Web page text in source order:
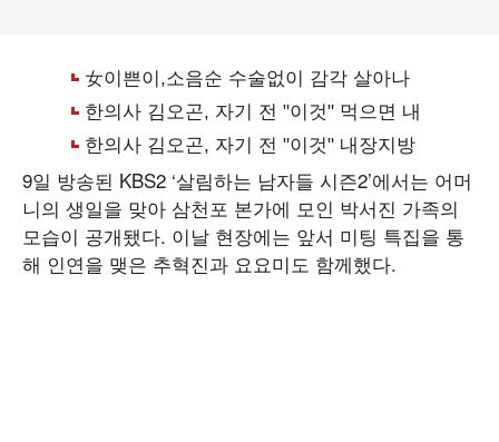
9일 방송된 KBS2 ‘살림하는 남자들 시즌2’에서는 어머
니의 생일을 맞아 삼천포 본가에 모인 박서진 가족의
모습이 공개됐다. 이날 현장에는 앞서 미팅 특집을 통
해 인연을 맺은 추혁진과 요요미도 함께했다.